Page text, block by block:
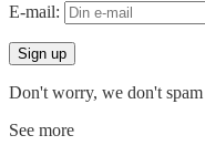
E-mail:
Don't worry, we don't spam
See more